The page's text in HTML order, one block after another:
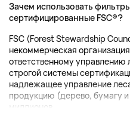
Зачем использовать
сертифицированные FSC®?
FSC (Forest Stewardship
некоммерческая
ответственному
строгой системы
надлежащее управление
продукцию (дерево, бумагу
миллионов...